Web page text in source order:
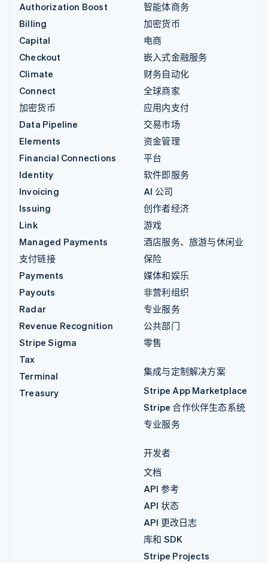
Authorization Boost
Billing
Capital
Checkout
Climate
Connect
加密货币
Data Pipeline
Elements
Financial Connections
Identity
Invoicing
Issuing
Link
Managed Payments
支付链接
Payments
Payouts
Radar
Revenue Recognition
Stripe Sigma
Tax
Terminal
Treasury
智能体商务
加密货币
电商
嵌入式金融服务
财务自动化
全球商家
应用内支付
交易市场
资金管理
平台
软件即服务
AI 公司
创作者经济
游戏
酒店服务、旅游与休闲业
保险
媒体和娱乐
非营利组织
专业服务
公共部门
零售
集成与定制解决方案
Stripe App Marketplace
Stripe 合作伙伴生态系统
专业服务
开发者
文档
API 参考
API 状态
API 更改日志
库和 SDK
Stripe Projects